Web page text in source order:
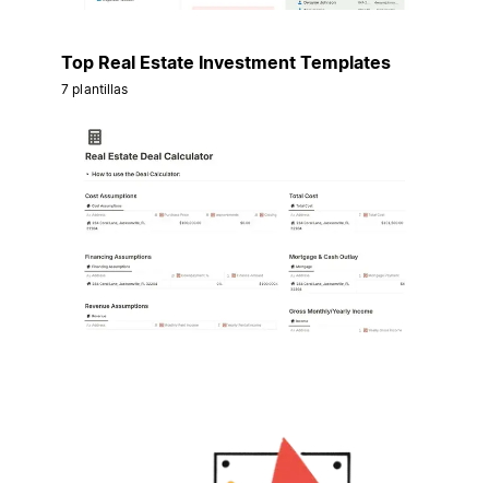
Top Real Estate Investment Templates
7 plantillas